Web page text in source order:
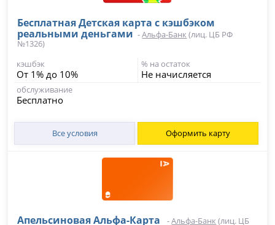
Бесплатная Детская карта с кэшбэком
реальными деньгами -Альфа-Банк (лиц. ЦБ РФ
№1326)
кэшбэк
От 1% до 10%
% на остаток
Не начисляется
обслуживание
Бесплатно
Все условия Оформить карту
Апельсиновая Альфа-Карта -Альфа-Банк (лиц. ЦБ